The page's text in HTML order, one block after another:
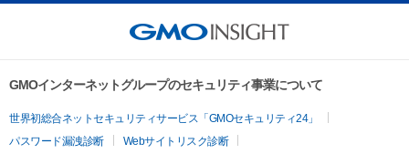
GMOインターネットグループのセキュリティ事業について
世界初総合ネットセキュリティサービス「GMOセキュリティ24」
パスワード漏洩診断
Webサイトリスク診断